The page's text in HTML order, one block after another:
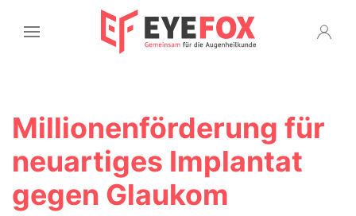
Millionenförderung für
neuartiges Implantat
gegen Glaukom